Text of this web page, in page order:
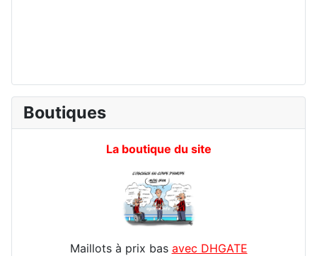
Boutiques
La boutique du site
Maillots à prix bas avec DHGATE